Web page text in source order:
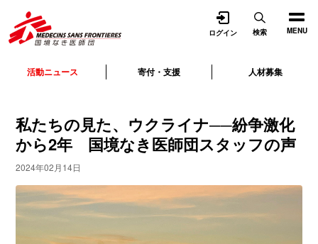
MENU
活動ニュース 寄付・支援 人材募集
ログイン 検索
私たちの見た、ウクライナ──紛争激化
から2年 国境なき医師団スタッフの声
2024年02月14日